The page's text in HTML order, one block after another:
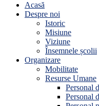
Acasă
Despre noi
Istoric
Misiune
Viziune
Însemnele școlii
Organizare
Mobilitate
Resurse Umane
Personal
Personal